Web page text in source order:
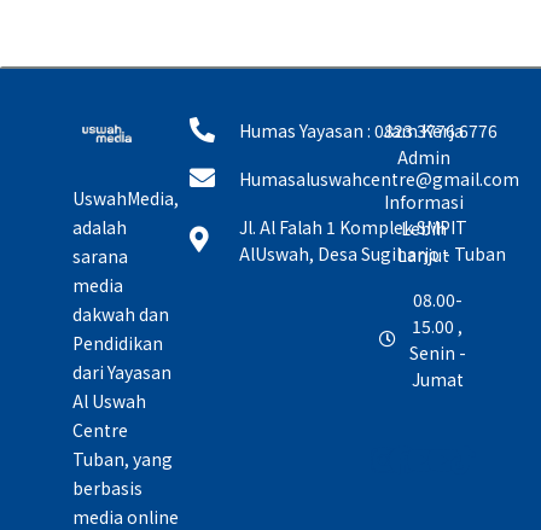
UswahMedia,
adalah
sarana
media
dakwah dan
Pendidikan
dari Yayasan
Al Uswah
Centre
Tuban, yang
berbasis
media online
Humas Yayasan : 0823 3776 6776
Humasaluswahcentre@gmail.com
Jl. Al Falah 1 Komplek SMPIT
AlUswah, Desa Sugiharjo - Tuban
Jam Kerja
Admin
Informasi
Lebih
Lanjut
08.00-
15.00 ,
Senin -
Jumat